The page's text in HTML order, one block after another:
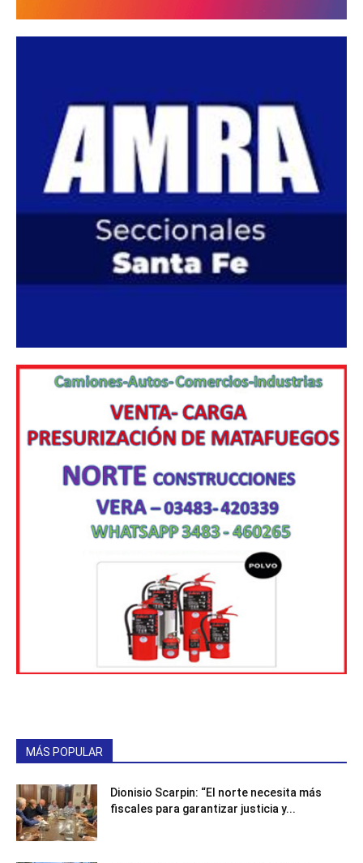
MÁS POPULAR
Dionisio Scarpin: “El norte necesita más
fiscales para garantizar justicia y...